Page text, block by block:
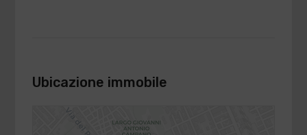
Ubicazione immobile